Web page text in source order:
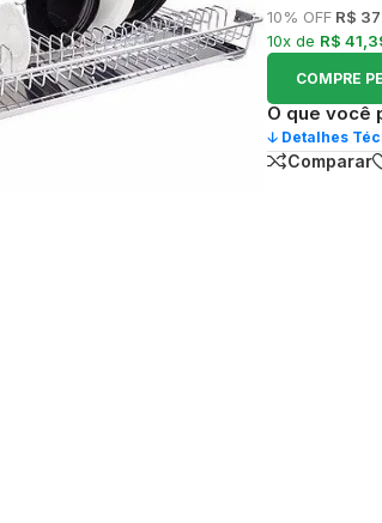
10% OFF R$
10x de R$
COMPRE
O que você
🡣 Detalhes
Comparar